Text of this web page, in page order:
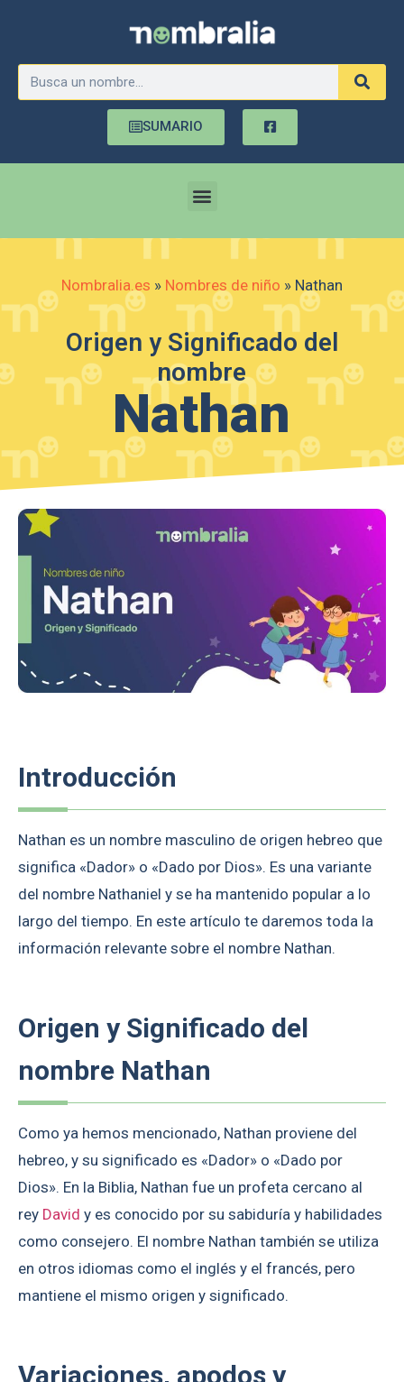
SUMARIO
Nombralia.es » Nombres de niño » Nathan
Origen y Significado del
nombre
Nathan
Introducción
Nathan es un nombre masculino de origen hebreo que
significa «Dador» o «Dado por Dios». Es una variante
del nombre Nathaniel y se ha mantenido popular a lo
largo del tiempo. En este artículo te daremos toda la
información relevante sobre el nombre Nathan.
Origen y Significado del
nombre Nathan
Como ya hemos mencionado, Nathan proviene del
hebreo, y su significado es «Dador» o «Dado por
Dios». En la Biblia, Nathan fue un profeta cercano al
rey David y es conocido por su sabiduría y habilidades
como consejero. El nombre Nathan también se utiliza
en otros idiomas como el inglés y el francés, pero
mantiene el mismo origen y significado.
Variaciones, apodos y